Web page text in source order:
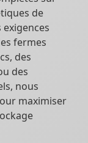
de
fermes
des
des
nous
maximiser